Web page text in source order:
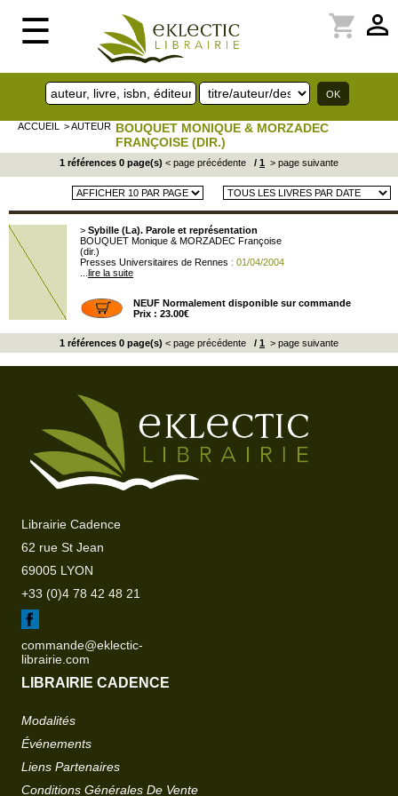
☰ perm_identity
shopping_cart
ACCUEIL > AUTEUR BOUQUET MONIQUE & MORZADEC
FRANÇOISE (DIR.)
1 références 0 page(s) < page précédente / 1 > page suivante
> Sybille (La). Parole et représentation
BOUQUET Monique & MORZADEC Françoise
(dir.)
Presses Universitaires de Rennes : 01/04/2004
lire la suite
NEUF Normalement disponible sur commande
Prix : 23.00€
1 références 0 page(s) < page précédente / 1 > page suivante
Librairie Cadence
62 rue St Jean
69005 LYON
+33 (0)4 78 42 48 21
commande@eklectic-
librairie.com
LIBRAIRIE CADENCE
Modalités
Événements
Liens Partenaires
Conditions Générales De Vente